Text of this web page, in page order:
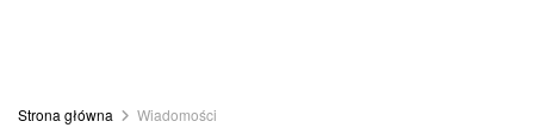
Strona główna Wiadomości